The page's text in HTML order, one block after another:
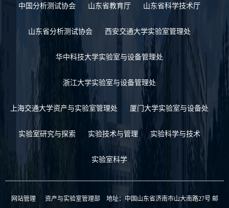
中国分析测试协会 山东省教育厅 山东省科学技术厅
山东省分析测试协会 西安交通大学实验室管理处
华中科技大学实验室与设备管理处
浙江大学实验室与设备管理处
上海交通大学资产与实验室管理处 厦门大学实验室与设备处
实验室研究与探索 实验技术与管理 实验科学与技术
实验室科学
网站管理资产与实验室管理部 地址：中国山东省济南市山大南路27号 邮